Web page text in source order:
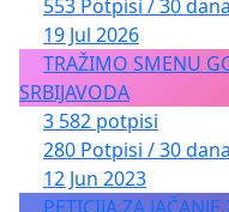
553 Potpisi / 30 dana
19 Jul 2026
TRAŽIMO SMENU
SRBIJAVODA
3 582 potpisi
280 Potpisi / 30 dana
12 Jun 2023